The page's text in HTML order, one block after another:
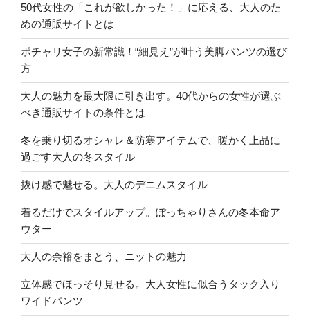
50代女性の「これが欲しかった！」に応える、大人のた
めの通販サイトとは
ポチャリ女子の新常識！“細見え”が叶う美脚パンツの選び
方
大人の魅力を最大限に引き出す。40代からの女性が選ぶ
べき通販サイトの条件とは
冬を乗り切るオシャレ＆防寒アイテムで、暖かく上品に
過ごす大人の冬スタイル
抜け感で魅せる。大人のデニムスタイル
着るだけでスタイルアップ。ぽっちゃりさんの冬本命ア
ウター
大人の余裕をまとう、ニットの魅力
立体感でほっそり見せる。大人女性に似合うタック入り
ワイドパンツ